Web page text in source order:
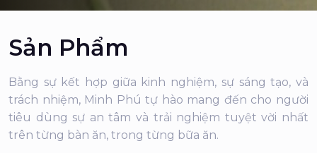
Sản Phẩm
Bằng sự kết hợp giữa kinh nghiệm, sự sáng tạo, và
trách nhiệm, Minh Phú tự hào mang đến cho người
tiêu dùng sự an tâm và trải nghiệm tuyệt vời nhất
trên từng bàn ăn, trong từng bữa ăn.